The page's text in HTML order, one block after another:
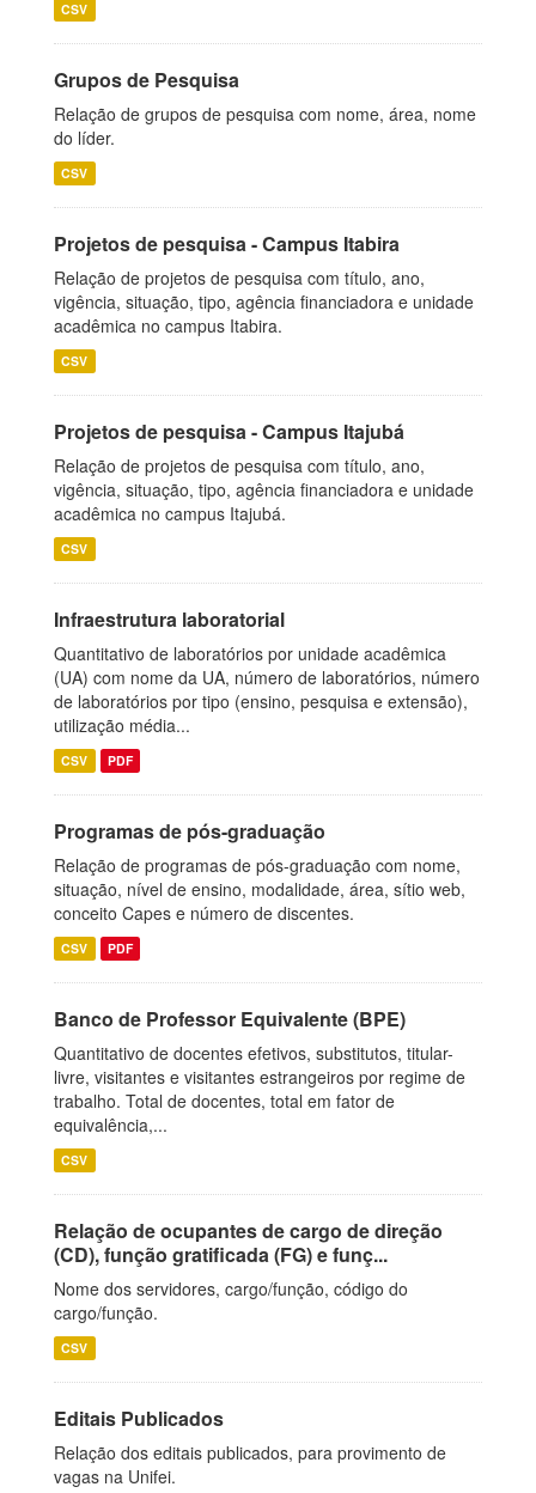
CSV
Grupos de Pesquisa
Relação de grupos de pesquisa com nome, área, nome
do líder.
CSV
Projetos de pesquisa - Campus Itabira
Relação de projetos de pesquisa com título, ano,
vigência, situação, tipo, agência financiadora e unidade
acadêmica no campus Itabira.
CSV
Projetos de pesquisa - Campus Itajubá
Relação de projetos de pesquisa com título, ano,
vigência, situação, tipo, agência financiadora e unidade
acadêmica no campus Itajubá.
CSV
Infraestrutura laboratorial
Quantitativo de laboratórios por unidade acadêmica
(UA) com nome da UA, número de laboratórios, número
de laboratórios por tipo (ensino, pesquisa e extensão),
utilização média...
CSV PDF
Programas de pós-graduação
Relação de programas de pós-graduação com nome,
situação, nível de ensino, modalidade, área, sítio web,
conceito Capes e número de discentes.
CSV PDF
Banco de Professor Equivalente (BPE)
Quantitativo de docentes efetivos, substitutos, titular-
livre, visitantes e visitantes estrangeiros por regime de
trabalho. Total de docentes, total em fator de
equivalência,...
CSV
Relação de ocupantes de cargo de direção
(CD), função gratificada (FG) e funç...
Nome dos servidores, cargo/função, código do
cargo/função.
CSV
Editais Publicados
Relação dos editais publicados, para provimento de
vagas na Unifei.